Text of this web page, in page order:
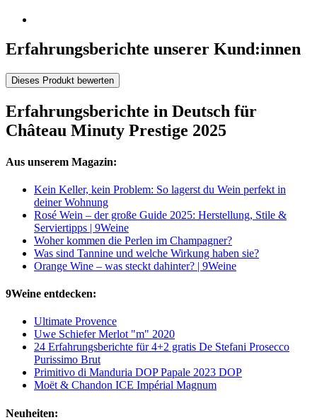
Erfahrungsberichte unserer Kund:innen
Dieses Produkt bewerten
Erfahrungsberichte in Deutsch für
Château Minuty Prestige 2025
Aus unserem Magazin:
Kein Keller, kein Problem: So lagerst du Wein perfekt in
deiner Wohnung
Rosé Wein – der große Guide 2025: Herstellung, Stile &
Serviertipps | 9Weine
Woher kommen die Perlen im Champagner?
Was sind Tannine und welche Wirkung haben sie?
Orange Wine – was steckt dahinter? | 9Weine
9Weine entdecken:
Ultimate Provence
Uwe Schiefer Merlot "m" 2020
24 Erfahrungsberichte für 4+2 gratis De Stefani Prosecco
Purissimo Brut
Primitivo di Manduria DOP Papale 2023 DOP
Moët & Chandon ICE Impérial Magnum
Neuheiten: